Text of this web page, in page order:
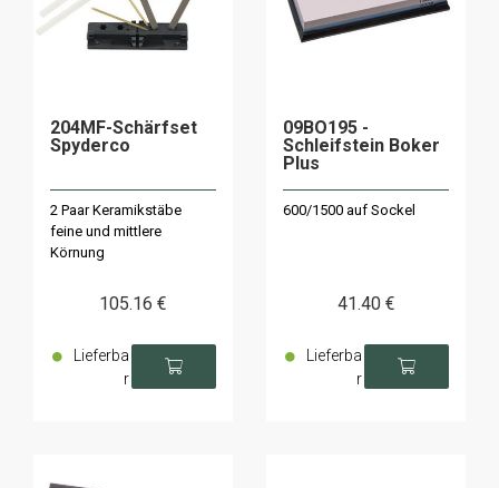
204MF-Schärfset
Spyderco
2 Paar Keramikstäbe
feine und mittlere
Körnung
105.16 €
Lieferba
r
09BO195 -
Schleifstein Boker
Plus
600/1500 auf Sockel
41.40 €
Lieferba
r